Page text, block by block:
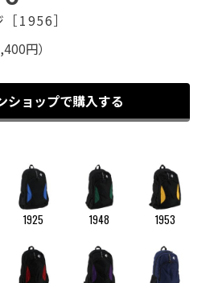
［1956］
円）
ショップで購入する
1925 1948 1953